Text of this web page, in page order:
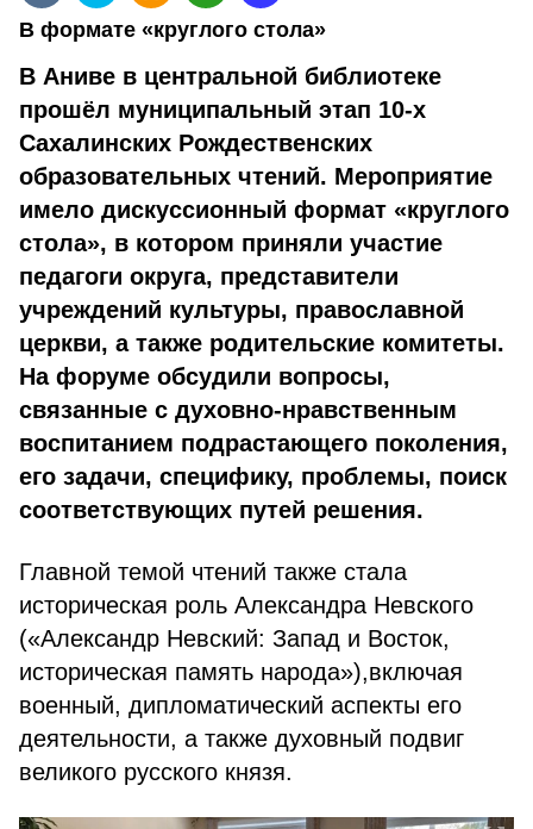
В формате «круглого стола»
В Аниве в центральной библиотеке
прошёл муниципальный этап 10-х
Сахалинских Рождественских
образовательных чтений. Мероприятие
имело дискуссионный формат «круглого
стола», в котором приняли участие
педагоги округа, представители
учреждений культуры, православной
церкви, а также родительские комитеты.
На форуме обсудили вопросы,
связанные с духовно-нравственным
воспитанием подрастающего поколения,
его задачи, специфику, проблемы, поиск
соответствующих путей решения.
Главной темой чтений также стала
историческая роль Александра Невского
(«Александр Невский: Запад и Восток,
историческая память народа»),включая
военный, дипломатический аспекты его
деятельности, а также духовный подвиг
великого русского князя.